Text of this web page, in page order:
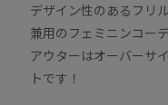
デザイン性のあるフリ
兼用のフェミニンコー
アウターはオーバーサ
トです！